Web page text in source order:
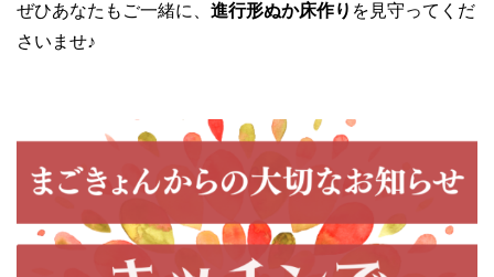
ぜひあなたもご一緒に、 進行形ぬか床作り を見守ってくだ
さいませ♪